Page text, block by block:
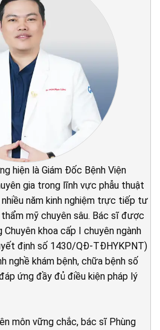
hiện là Giám Đốc Bệnh Viện
gia trong lĩnh vực phẫu thuật
năm kinh nghiệm trực tiếp tư
mỹ chuyên sâu. Bác sĩ được
khoa cấp I chuyên ngành
định số 1430/QĐ-TĐHYKPNT)
nghề khám bệnh, chữa bệnh số
ứng đầy đủ điều kiện pháp lý
môn vững chắc, bác sĩ Phùng